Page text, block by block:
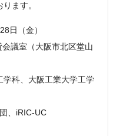
ます。
日（金）
議室（大阪市北区堂山
科、大阪工業大学工学
、iRIC-UC